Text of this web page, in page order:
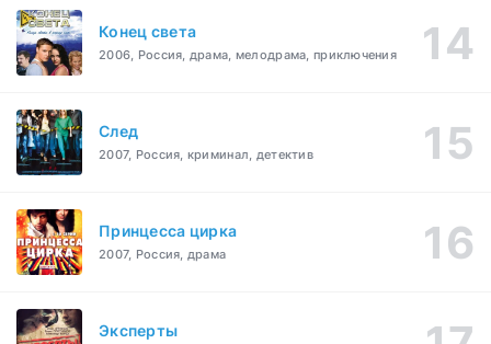
Конец света
2006, Россия, драма, мелодрама, приключения
След
2007, Россия, криминал, детектив
Принцесса цирка
2007, Россия, драма
Эксперты